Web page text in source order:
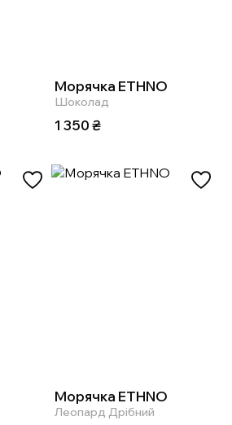
Морячка ETHNO
Шоколад
1 350₴
Морячка ETHNO
Леопард Дрібний